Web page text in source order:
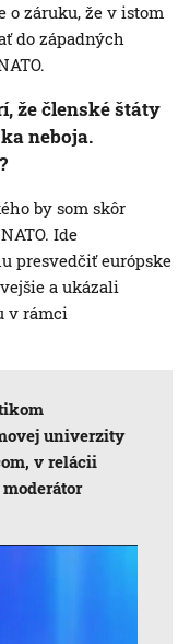
o záruku, že v istom
do západných
že členské štáty
neboja.
by som skôr
Ide
presvedčiť európske
a ukázali
v rámci
univerzity
v relácii